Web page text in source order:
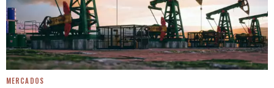
MERCADOS